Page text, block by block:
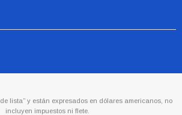
lista” y están expresados en dólares americanos, no
incluyen impuestos ni flete.